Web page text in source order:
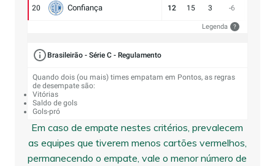
20 Confiança 12 15 3 -6
Legenda ?
Brasileirão - Série C - Regulamento
Quando dois (ou mais) times empatam em Pontos, as regras
de desempate são:
Vitórias
Saldo de gols
Gols-pró
Em caso de empate nestes critérios, prevalecem
as equipes que tiverem menos cartões vermelhos,
permanecendo o empate, vale o menor número de